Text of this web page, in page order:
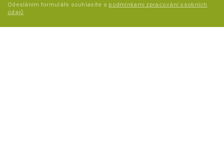
Odesláním formuláře souhlasíte s podmínkami zpracování osobních
údajů